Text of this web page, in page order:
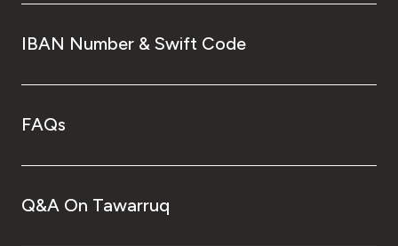
IBAN Number & Swift Code
FAQs
Q&A On Tawarruq